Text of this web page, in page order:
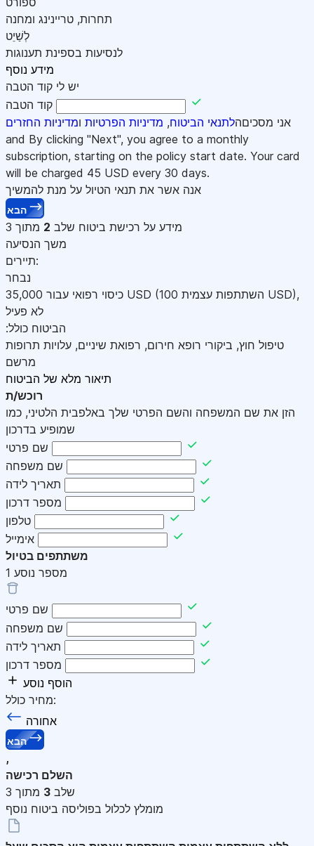
תחרות, טריינינג ומחנה
לְשַׁיֵט
לנסיעות בספינת תענוגות
מידע נוסף
יש לי קוד הטבה
קוד הטבה
אני מסכיםהלתנאי הביטוח, מדיניות הפרטיות ומדיניות החזרים
and By clicking "Next", you agree to a monthly
subscription, starting on the policy start date. Your card
will be charged 45 USD every 30 days.
אנה אשר את תנאי הטיול על מנת להמשיך
הבא
מידע על רכישת ביטוח שלב 2 מתוך 3
משך הנסיעה
תיירים:
נבחר
כיסוי רפואי עבור 35,000 USD USD),
לא פעיל
:הביטוח כולל
טיפול חוץ, ביקורי רופא חירום, רפואת שיניים, עלויות תרופות
מרשם
תיאור מלא של הביטוח
רוכש/ת
הזן את שם המשפחה והשם הפרטי שלך באלפבית הלטיני, כמו
שמופיע בדרכון
שם פרטי
שם משפחה
תאריך לידה
מספר דרכון
טלפון
אימייל
משתתפים בטיול
מספר נוסע 1
שם פרטי
שם משפחה
תאריך לידה
מספר דרכון
הוסף נוסע
מחיר כולל:
אחורה
הבא
,
השלם רכישה
שלב 3 מתוך 3
מומלץ לכלול בפוליסה ביטוח נוסף